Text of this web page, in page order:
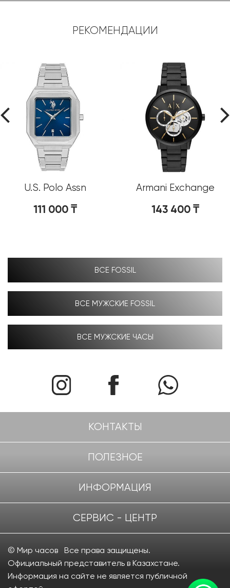
РЕКОМЕНДАЦИИ
U.S. Polo Assn
USPA1082-01
111 000₸
Armani Exchange
AX2748
143 400₸
ВСЕ FOSSIL
ВСЕ МУЖСКИЕ FOSSIL
ВСЕ МУЖСКИЕ ЧАСЫ
КОНТАКТЫ
ПОЛЕЗНОЕ
ИНФОРМАЦИЯ
СЕРВИС - ЦЕНТР
© Мир часов Все права защищены.
Официальный представитель в Казахстане.
Информация на сайте не является публичной